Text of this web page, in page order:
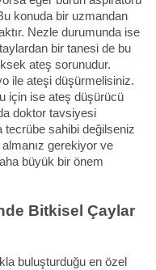
konuda bir uzmandan
Nezle durumunda ise
bir tanesi de bu
ateş sorunudur.
ile ateşi düşürmelisiniz.
için ise ateş düşürücü
doktor tavsiyesi
tecrübe sahibi değilseniz
gerekiyor ve
büyük bir önem
Bitkisel Çaylar
buluşturduğu en özel